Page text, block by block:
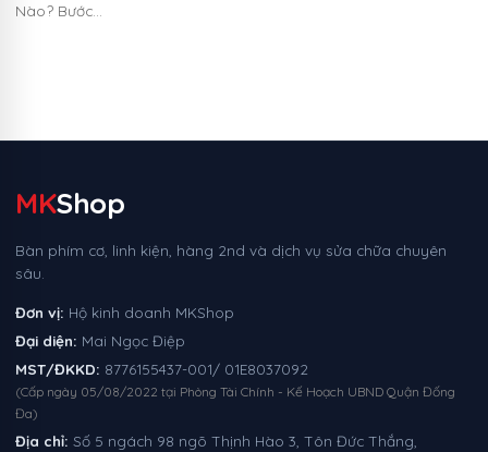
Nào? Bước…
MKShop
Bàn phím cơ, linh kiện, hàng 2nd và dịch vụ sửa chữa chuyên
sâu.
Đơn vị: Hộ kinh doanh MKShop
Đại diện: Mai Ngọc Điệp
MST/ĐKKD: 8776155437-001/ 01E8037092
(Cấp ngày 05/08/2022 tại Phòng Tài Chính - Kế Hoạch UBND Quận Đống
Đa)
Địa chỉ: Số 5 ngách 98 ngõ Thịnh Hào 3, Tôn Đức Thắng,